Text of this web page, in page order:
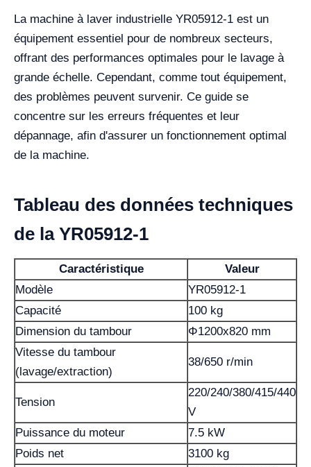
La machine à laver industrielle YR05912-1 est un
équipement essentiel pour de nombreux secteurs,
offrant des performances optimales pour le lavage à
grande échelle. Cependant, comme tout équipement,
des problèmes peuvent survenir. Ce guide se
concentre sur les erreurs fréquentes et leur
dépannage, afin d'assurer un fonctionnement optimal
de la machine.
Tableau des données techniques
de la YR05912-1
Caractéristique
Valeur
Modèle
YR05912-1
Capacité
100 kg
Dimension du tambour
Φ1200x820 mm
Vitesse du tambour
(lavage/extraction)
38/650 r/min
Tension
220/240/380/415/440
V
Puissance du moteur
7.5 kW
Poids net
3100 kg